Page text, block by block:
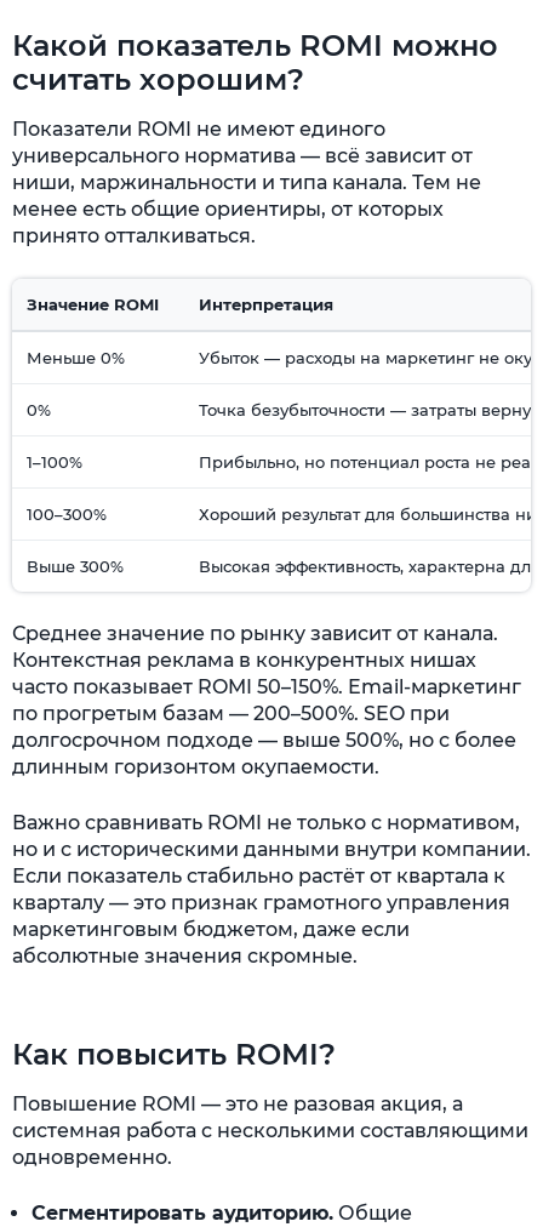
Какой показатель ROMI можно
считать хорошим?
Показатели ROMI не имеют единого
универсального норматива — всё зависит от
ниши, маржинальности и типа канала. Тем не
менее есть общие ориентиры, от которых
принято отталкиваться.
Значение ROMI Интерпретация
Меньше 0% Убыток — расходы на маркетинг не
0% Точка безубыточности — затраты
1–100% Прибыльно, но потенциал роста не
100–300% Хороший результат для большинства
Выше 300% Высокая эффективность, характерна
Среднее значение по рынку зависит от канала.
Контекстная реклама в конкурентных нишах
часто показывает ROMI 50–150%. Email-маркетинг
по прогретым базам — 200–500%. SEO при
долгосрочном подходе — выше 500%, но с более
длинным горизонтом окупаемости.
Важно сравнивать ROMI не только с нормативом,
но и с историческими данными внутри компании.
Если показатель стабильно растёт от квартала к
кварталу — это признак грамотного управления
маркетинговым бюджетом, даже если
абсолютные значения скромные.
Как повысить ROMI?
Повышение ROMI — это не разовая акция, а
системная работа с несколькими составляющими
одновременно.
Сегментировать аудиторию. Общие